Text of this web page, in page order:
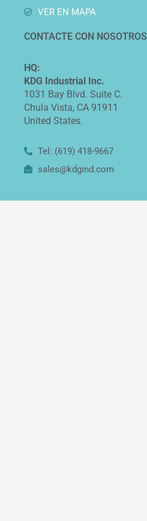
VER EN MAPA
CONTACTE CON NOSOTROS
HQ:
KDG Industrial Inc.
1031 Bay Blvd. Suite C.
Chula Vista, CA 91911
United States.
Tel: (619) 418-9667
sales@kdgind.com